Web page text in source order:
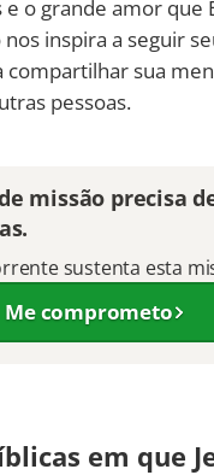
e o grande amor que
inspira a seguir
compartilhar sua
pessoas.
missão precisa
sustenta esta
Me comprometo
em que